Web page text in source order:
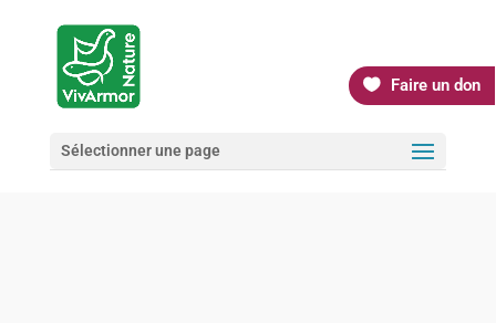
Faire un don
Sélectionner une page